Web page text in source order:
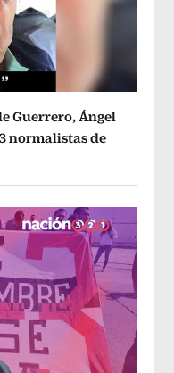
Guerrero, Ángel
normalistas de